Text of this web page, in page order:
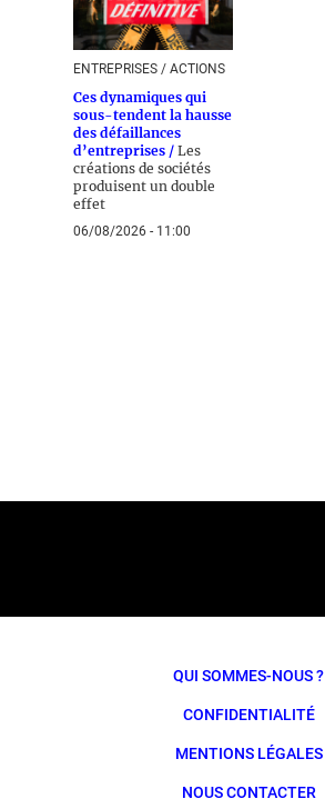
ENTREPRISES / ACTIONS
Ces dynamiques qui
sous-tendent la hausse
des défaillances
d’entreprises / Les
créations de sociétés
produisent un double
effet
06/08/2026 - 11:00
QUI SOMMES-NOUS ?
CONFIDENTIALITÉ
MENTIONS LÉGALES
NOUS CONTACTER